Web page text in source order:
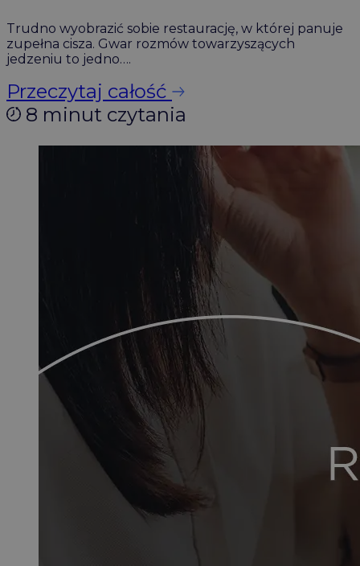
Trudno wyobrazić sobie restaurację, w której panuje
zupełna cisza. Gwar rozmów towarzyszących
jedzeniu to jedno….
Przeczytaj całość
8 minut czytania